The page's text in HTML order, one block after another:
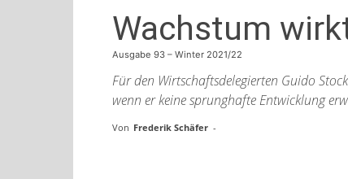
Wachstum
Ausgabe 93 – Winter 2021/22
Für den Wirtschaftsdelegierten Guido
wenn er keine sprunghafte Entwicklung
Von Frederik Schäfer -